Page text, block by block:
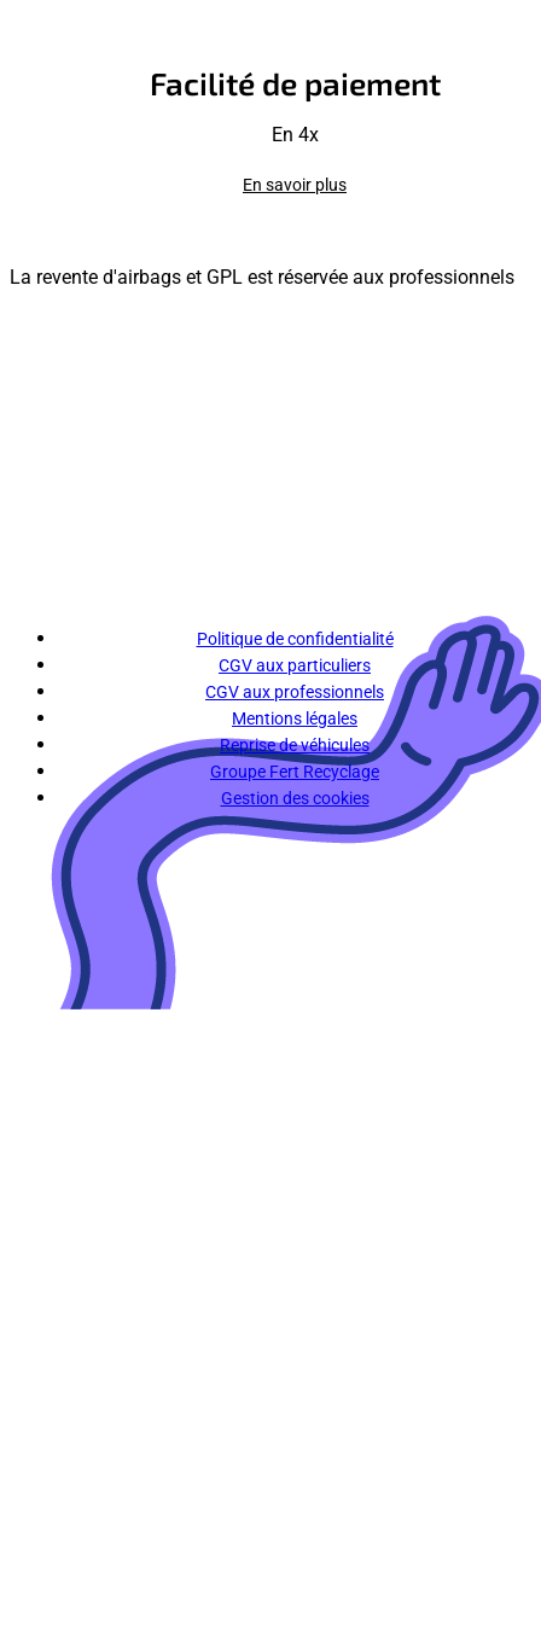
Facilité de paiement
En 4x
En savoir plus
La revente d'airbags et GPL est réservée aux professionnels
Politique de confidentialité
CGV aux particuliers
CGV aux professionnels
Mentions légales
Reprise de véhicules
Groupe Fert Recyclage
Gestion des cookies